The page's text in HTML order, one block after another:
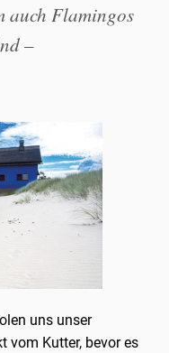
auch Flamingos
–
uns unser
vom Kutter, bevor es